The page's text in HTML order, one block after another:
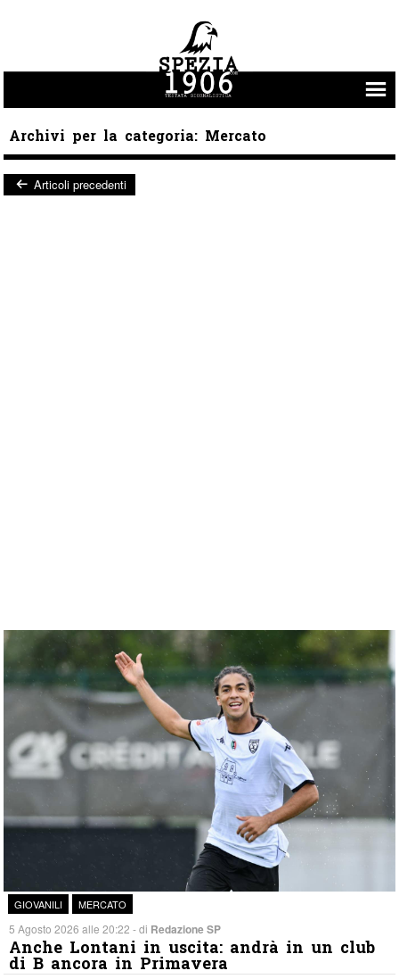
Archivi per la categoria: Mercato
Articoli precedenti
GIOVANILI MERCATO
5 Agosto 2026 alle 20:22 - di Redazione SP
Anche Lontani in uscita: andrà in un club
di B ancora in Primavera